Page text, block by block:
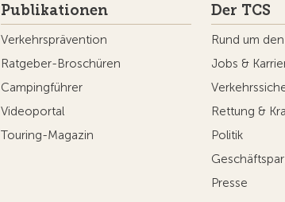
Publikationen
Verkehrsprävention
Ratgeber-Broschüren
Campingführer
Videoportal
Touring-Magazin
Der TCS
Rund um
Jobs &
Rettung &
Politik
Presse